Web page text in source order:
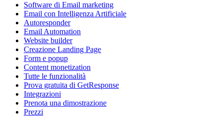
Software di Email marketing
Email con Intelligenza Artificiale
Autoresponder
Email Automation
Website builder
Creazione Landing Page
Form e popup
Content monetization
Tutte le funzionalità
Prova gratuita di GetResponse
Integrazioni
Prenota una dimostrazione
Prezzi